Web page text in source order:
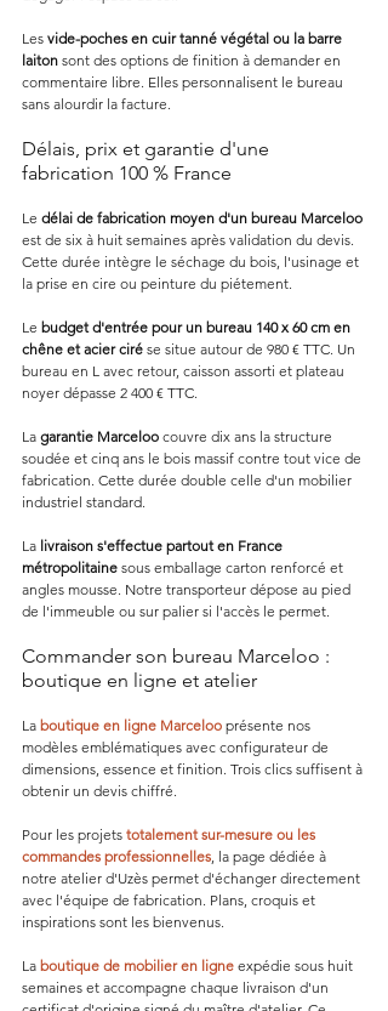
Les vide-poches en cuir tanné végétal ou la barre
laiton sont des options de finition à demander en
commentaire libre. Elles personnalisent le bureau
sans alourdir la facture.
Délais, prix et garantie d'une
fabrication 100 % France
Le délai de fabrication moyen d'un bureau Marceloo
est de six à huit semaines après validation du devis.
Cette durée intègre le séchage du bois, l'usinage et
la prise en cire ou peinture du piétement.
Le budget d'entrée pour un bureau 140 x 60 cm en
chêne et acier ciré se situe autour de 980 € TTC. Un
bureau en L avec retour, caisson assorti et plateau
noyer dépasse 2 400 € TTC.
La garantie Marceloo couvre dix ans la structure
soudée et cinq ans le bois massif contre tout vice de
fabrication. Cette durée double celle d'un mobilier
industriel standard.
La livraison s'effectue partout en France
métropolitaine sous emballage carton renforcé et
angles mousse. Notre transporteur dépose au pied
de l'immeuble ou sur palier si l'accès le permet.
Commander son bureau Marceloo :
boutique en ligne et atelier
La boutique en ligne Marceloo présente nos
modèles emblématiques avec configurateur de
dimensions, essence et finition. Trois clics suffisent à
obtenir un devis chiffré.
Pour les projets totalement sur-mesure ou les
commandes professionnelles, la page dédiée à
notre atelier d'Uzès permet d'échanger directement
avec l'équipe de fabrication. Plans, croquis et
inspirations sont les bienvenus.
La boutique de mobilier en ligne expédie sous huit
semaines et accompagne chaque livraison d'un